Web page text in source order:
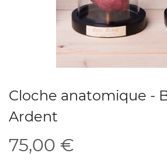
Cloche anatomique -
Ardent
75,00 €